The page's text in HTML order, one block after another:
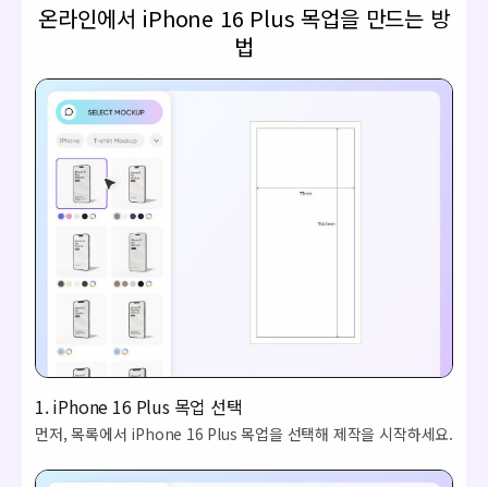
온라인에서 iPhone 16 Plus 목업을 만드는 방
법
1. iPhone 16 Plus 목업 선택
먼저, 목록에서 iPhone 16 Plus 목업을 선택해 제작을 시작하세요.